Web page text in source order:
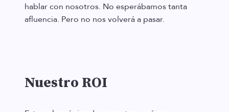
hablar con nosotros. No esperábamos tanta
afluencia. Pero no nos volverá a pasar.
Nuestro ROI